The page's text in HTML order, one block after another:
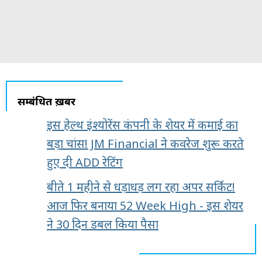
सम्बंधित ख़बरें
इस हेल्थ इंश्योरेंस कंपनी के शेयर में कमाई का
बड़ा चांस! JM Financial ने कवरेज शुरू करते
हुए दी ADD रेटिंग
बीते 1 महीने से धड़ाधड़ लग रहा अपर सर्किट!
आज फिर बनाया 52 Week High - इस शेयर
ने 30 दिन डबल किया पैसा